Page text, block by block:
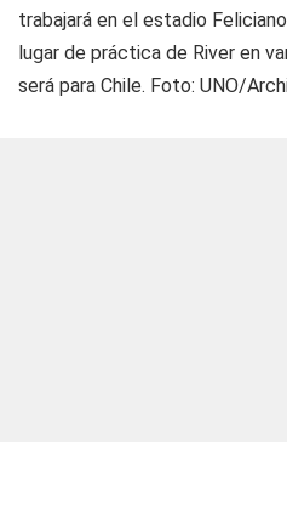
trabajará en el estadio
lugar de práctica de River en
será para Chile. Foto: UNO/